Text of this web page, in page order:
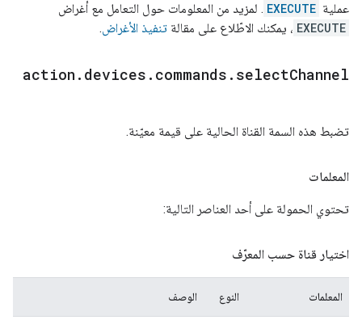
عملية EXECUTE . لمزيد من المعلومات حول التعامل مع أغراض
EXECUTE ، يمكنك الاطّلاع على مقالة تنفيذ الأغراض.
action . devices . commands . selectChannel
تضبط هذه السمة القناة الحالية على قيمة معيّنة.
المعلمات
تحتوي الحمولة على أحد العناصر التالية:
اختيار قناة حسب المعرّف
المعلمات النوع الوصف